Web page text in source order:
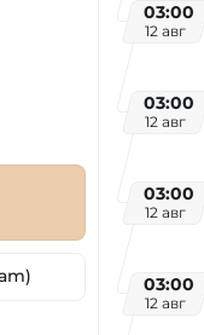
03:00
12 авг
03:00
12 авг
03:00
12 авг
03:00
12 авг